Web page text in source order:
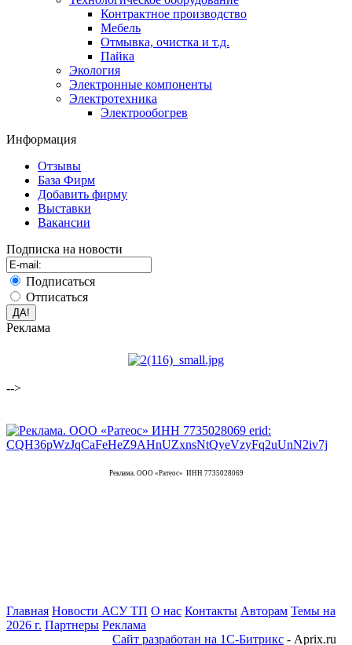
Контрактное производство
Мебель
Отмывка, очистка и т.д.
Пайка
Экология
Электронные компоненты
Электротехника
Электрообогрев
Информация
Отзывы
База Фирм
Добавить фирму
Выставки
Вакансии
Подписка на новости
Подписаться
Отписаться
Реклама
-->
Реклама. ООО «Ратеос» ИНН 7735028069
Главная Новости АСУ ТП О нас Контакты Авторам Темы на
2026 г. Партнеры Реклама
Сайт разработан на 1С-Битрикс - Aprix.ru